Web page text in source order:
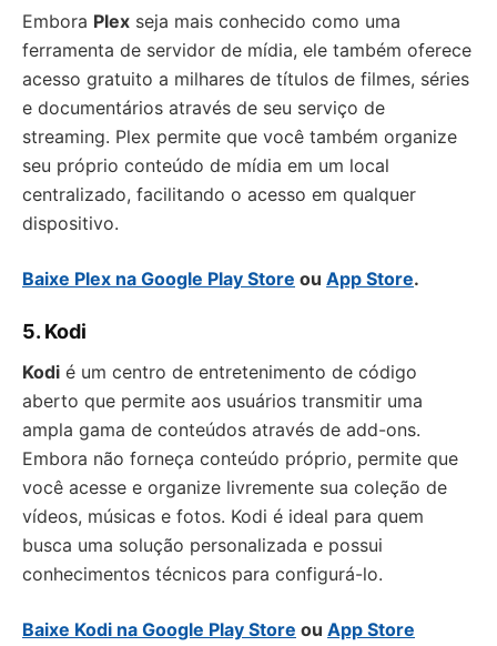
Embora Plex seja mais conhecido como uma
ferramenta de servidor de mídia, ele também oferece
acesso gratuito a milhares de títulos de filmes, séries
e documentários através de seu serviço de
streaming. Plex permite que você também organize
seu próprio conteúdo de mídia em um local
centralizado, facilitando o acesso em qualquer
dispositivo.
Baixe Plex na Google Play Store ou App Store.
5. Kodi
Kodi é um centro de entretenimento de código
aberto que permite aos usuários transmitir uma
ampla gama de conteúdos através de add-ons.
Embora não forneça conteúdo próprio, permite que
você acesse e organize livremente sua coleção de
vídeos, músicas e fotos. Kodi é ideal para quem
busca uma solução personalizada e possui
conhecimentos técnicos para configurá-lo.
Baixe Kodi na Google Play Store ou App Store